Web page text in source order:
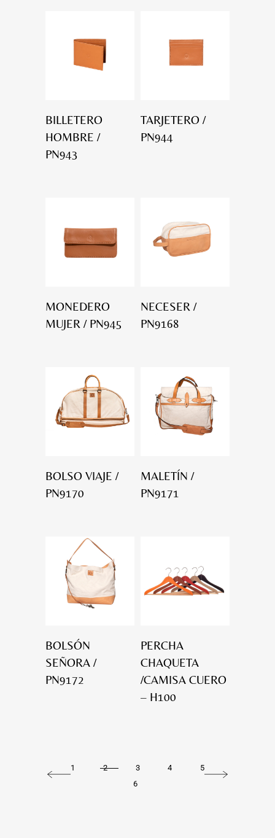
BILLETERO
HOMBRE /
PN943
TARJETERO /
PN944
MONEDERO
MUJER / PN945
NECESER /
PN9168
BOLSO VIAJE /
PN9170
MALETÍN /
PN9171
BOLSÓN
SEÑORA /
PN9172
PERCHA
CHAQUETA
/CAMISA CUERO
– H100
1 2 3 4
5
6